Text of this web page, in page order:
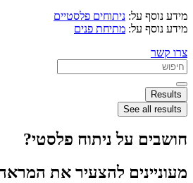
מידע נוסף על: ניתוחים פלסטיים
מידע נוסף על: מתיחת פנים
צרו קשר
Search
...
Results
See all results
חושבים על ניתוח פלסטי?
מעוניינים להצעיר את